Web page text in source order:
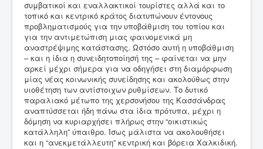
συμβατικοί και εναλλακτικοί τουρίστες αλλά και το
τοπικό και κεντρικό κράτος διατυπώνουν έντονους
προβληματισμούς για την υποβάθμιση του τοπίου και
για την αντιμετώπιση μιας φαινομενικά μη
αναστρέψιμης κατάστασης. Ωστόσο αυτή η υποβάθμιση
– και η ίδια η συνειδητοποίησή της – φαίνεται να μην
αρκεί μέχρι σήμερα για να οδηγήσει στη διαμόρφωση
μίας νέας κοινωνικής συνείδησης και ακολούθως στην
υιοθέτηση των αντίστοιχων ρυθμίσεων. Το δυτικό
παραλιακό μέτωπο της χερσονήσου της Κασσάνδρας
αναπτύσσεται ήδη πάνω στα ίδια πρότυπα, μέχρι η
δόμηση να κυριαρχήσει πλήρως στην “οικιστικώς
κατάλληλη” ύπαιθρο. Ίσως μάλιστα να ακολουθήσει
και η “ανεκμετάλλευτη” κεντρική και βόρεια Χαλκιδική.